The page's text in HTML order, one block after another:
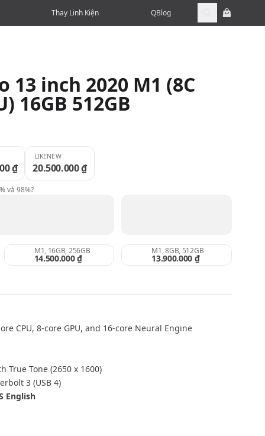
Thay Linh Kiện QBlog
Space Gray
13 inch 2020 M1 (8C
16GB 512GB
₫
LIKENEW
20.500.000 ₫
và 98%?
M1, 16GB, 256GB
14.500.000 ₫
M1, 8GB, 512GB
13.900.000 ₫
CPU, 8‑core GPU, and 16‑core Neural Engine
True Tone (2650 x 1600)
3 (USB 4)
English